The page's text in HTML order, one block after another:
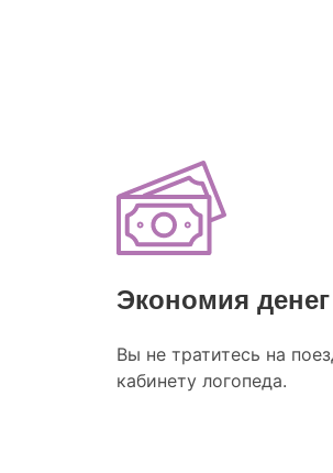
Экономия денег
Вы не тратитесь на
кабинету логопеда.